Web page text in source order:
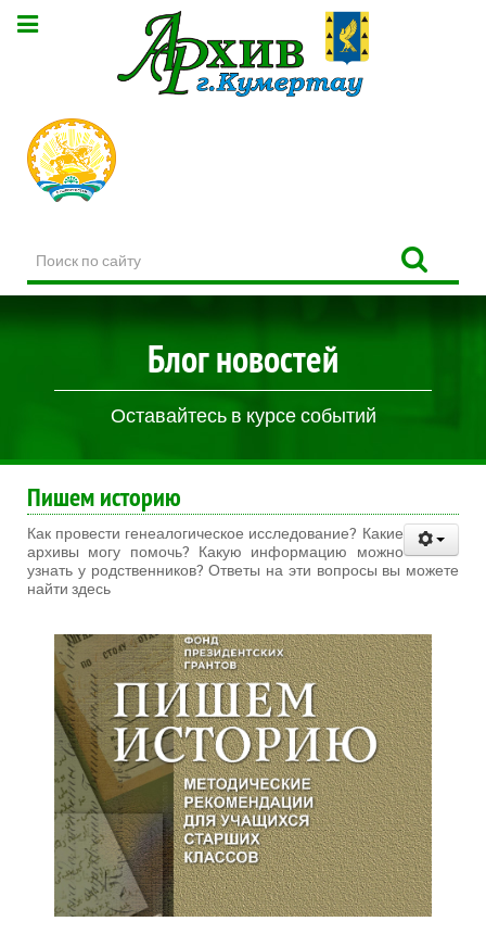
по
сайту
Блог новостей
Оставайтесь в курсе событий
Пишем историю
Как провести генеалогическое исследование? Какие
архивы могу помочь? Какую информацию можно
узнать у родственников? Ответы на эти вопросы вы можете
найти здесь